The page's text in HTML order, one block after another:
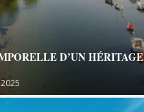
D’UN HÉRITAGE